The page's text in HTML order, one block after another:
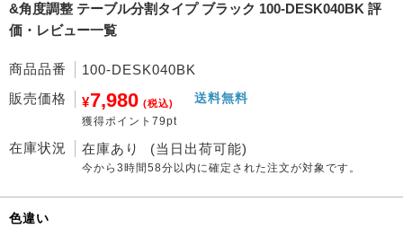
&角度調整 テーブル分割タイプ ブラック 100-DESK040BK 評
価・レビュー一覧
商品品番
100-DESK040BK
販売価格
¥7,980 (税込)
獲得ポイント79pt
送料無料
在庫状況 在庫あり (当日出荷可能)
今から3時間58分 以内に確定された注文が対象です。
色違い